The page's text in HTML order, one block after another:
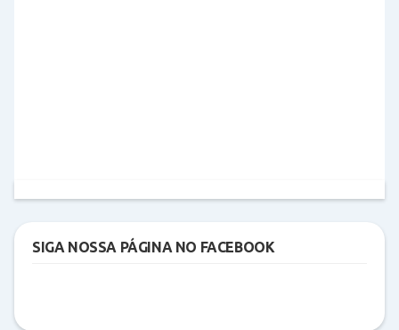
SIGA NOSSA PÁGINA NO FACEBOOK